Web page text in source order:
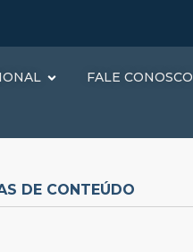
FALE CONOSCO
DE CONTEÚDO